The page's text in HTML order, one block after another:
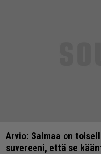
Arvio: Saimaa on
suvereeni, että se